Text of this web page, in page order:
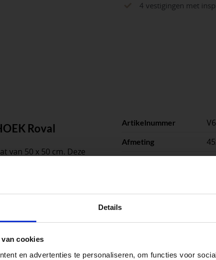
Details
cookies
en advertenties te personaliseren, om functies voor
4 vestigingen met
Roval
van 50 x 50 cm. Deze
daktrim van 45
en een lengte van 50 x
en wordt gemonteerd
Artikelnummer
Afmeting
tijdens de
vestigingspagina voor de actuele openingstijden.